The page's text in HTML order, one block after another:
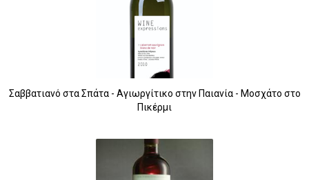
Σαββατιανό στα Σπάτα - Αγιωργίτικο στην Παιανία - Μοσχάτο στο
Πικέρμι